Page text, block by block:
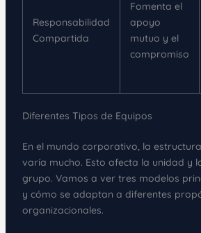
Responsabilidad
Compartida
Fomenta el
apoyo
mutuo y el
compromiso
Diferentes Tipos de Equipos
En el mundo corporativo, la
varía mucho. Esto afecta la unidad y
grupo. Vamos a ver tres modelos
y cómo se adaptan a diferentes
organizacionales.